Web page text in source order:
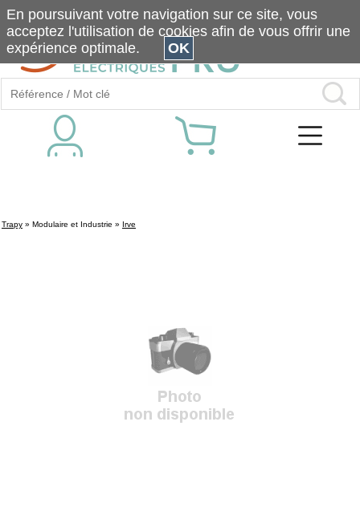
Trapy » Modulaire et Industrie » Irve
En poursuivant votre navigation sur ce site, vous
acceptez l'utilisation de cookies afin de vous offrir une
expérience optimale.
OK